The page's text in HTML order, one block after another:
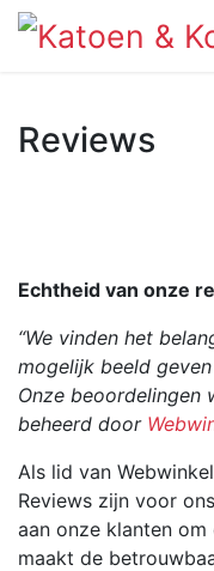
Reviews
Echtheid van onze
“We vinden het
mogelijk beeld
Onze beoordelingen
beheerd door
Als lid van
Reviews zijn voor
aan onze klanten
maakt de